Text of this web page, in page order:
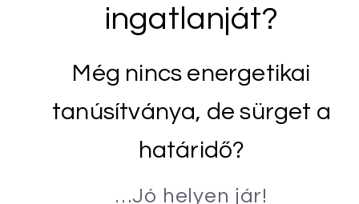
ingatlanját?
Még nincs energetikai
tanúsítványa, de sürget a
határidő?
…Jó helyen jár!